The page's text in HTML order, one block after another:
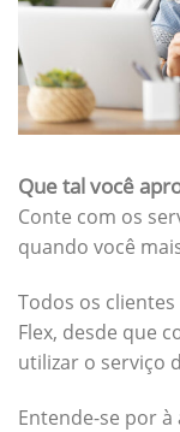
Que tal você
Conte com os
quando você
Todos os
Flex, desde que
utilizar o serviço
Entende-se por